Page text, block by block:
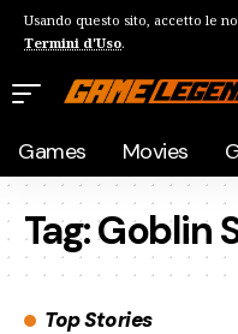
Usando questo sito, accetto le
Termini d'Uso.
Games Movies
Tag:Goblin
Top Stories